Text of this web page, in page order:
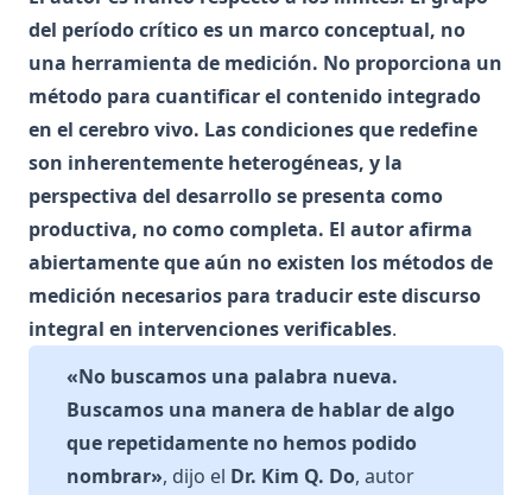
del período crítico es un marco conceptual, no
una herramienta de medición. No proporciona un
método para cuantificar el contenido integrado
en el cerebro vivo. Las condiciones que redefine
son inherentemente heterogéneas, y la
perspectiva del desarrollo se presenta como
productiva, no como completa. El autor afirma
abiertamente que aún no existen los métodos de
medición necesarios para traducir este discurso
integral en intervenciones verificables.
«No buscamos una palabra nueva.
Buscamos una manera de hablar de algo
que repetidamente no hemos podido
nombrar», dijo el Dr. Kim Q. Do, autor